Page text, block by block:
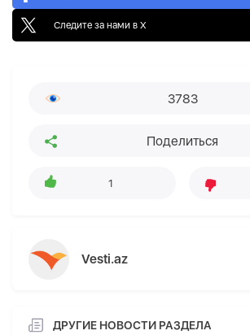
Следите за нами в X
3783
Поделиться
1
Vesti.az
ДРУГИЕ НОВОСТИ РАЗДЕЛА